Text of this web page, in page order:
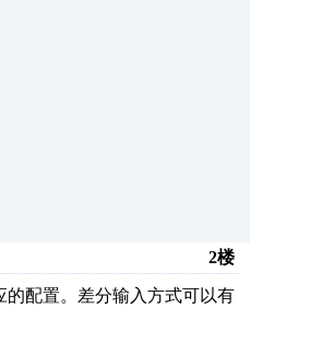
2楼
的配置。差分输入方式可以有